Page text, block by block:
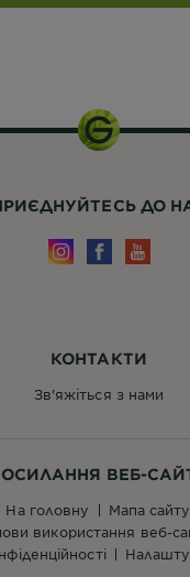
ВЕБ-
на головну
мапа сайту
використання веб-
КОНТАКТИ
Зв'яжіться з нами
ДО